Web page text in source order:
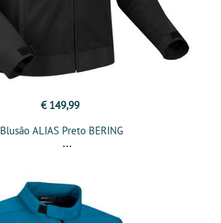
€ 149,99
Blusão ALIAS Preto BERING